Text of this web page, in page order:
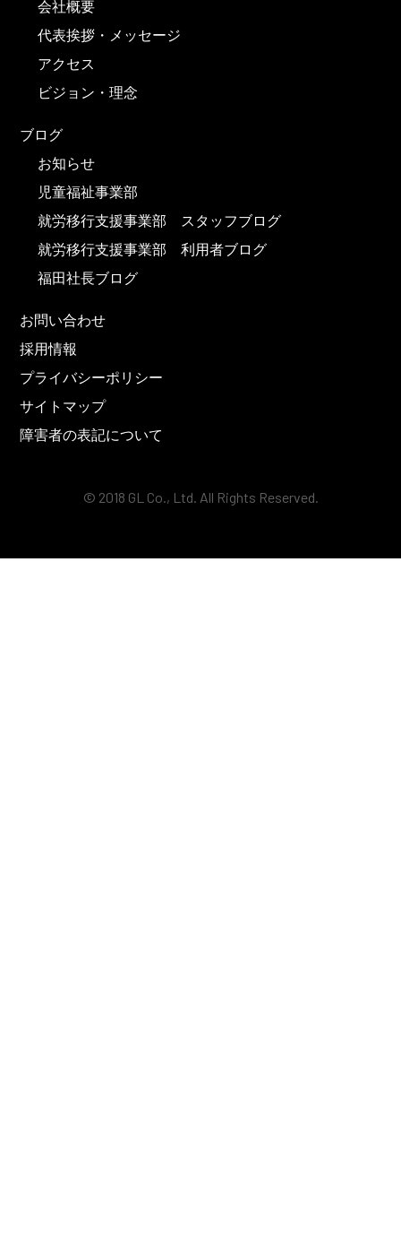
会社概要
代表挨拶・メッセージ
アクセス
ビジョン・理念
ブログ
お知らせ
児童福祉事業部
就労移行支援事業部 スタッフブログ
就労移行支援事業部 利用者ブログ
福田社長ブログ
お問い合わせ
採用情報
プライバシーポリシー
サイトマップ
障害者の表記について
© 2018 GL Co., Ltd. All Rights Reserved.